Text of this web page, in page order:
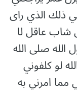
ذلك الذي راى
شاب عاقل لا
صلى الله
لو كلفوني
امرني به